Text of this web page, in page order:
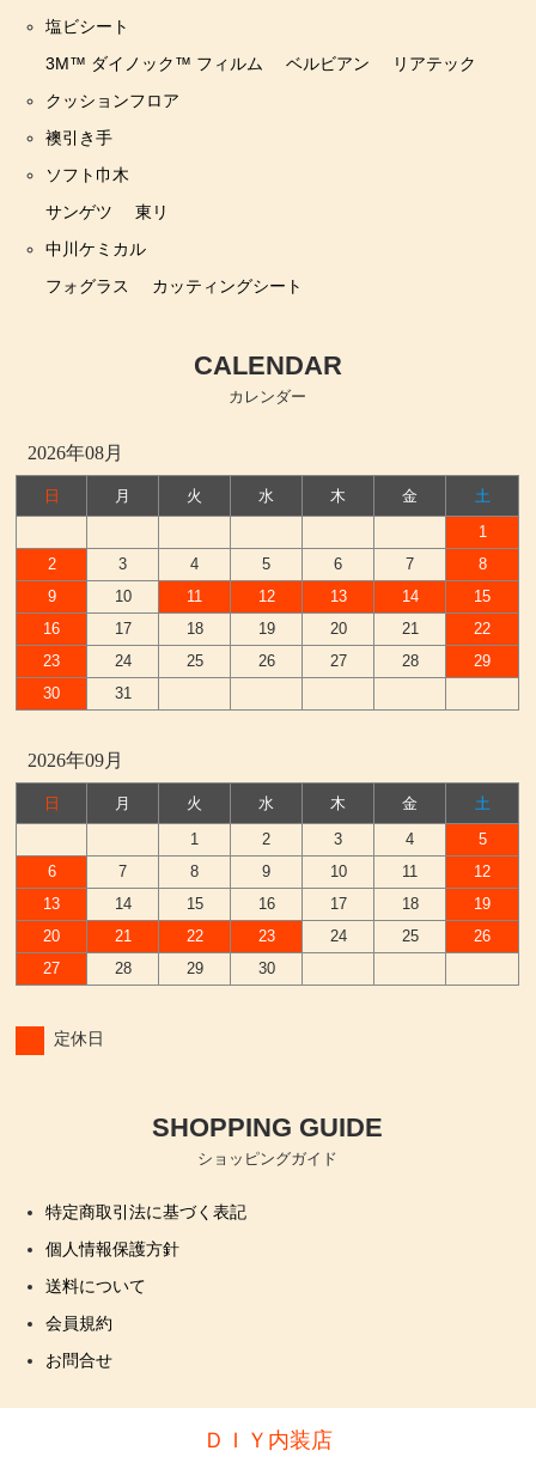
塩ビシート
3M™ ダイノック™ フィルム
ベルビアン
リアテック
クッションフロア
襖引き手
ソフト巾木
サンゲツ
東リ
中川ケミカル
フォグラス
カッティングシート
CALENDAR
カレンダー
2026年08月
日 月 火 水 木 金
土
1
2
3 4 5 6 7
8
9
10 11 12 13 14
15
16
17 18 19 20 21
22
23
24 25 26 27 28
29
30
31
2026年09月
日 月 火 水 木 金
土
1
2 3 4
5
6
7 8 9 10 11
12
13
14 15 16 17 18
19
20
21 22 23 24 25
26
27
28 29 30
定休日
SHOPPING GUIDE
ショッピングガイド
特定商取引法に基づく表記
個人情報保護方針
送料について
会員規約
お問合せ
ＤＩＹ内装店